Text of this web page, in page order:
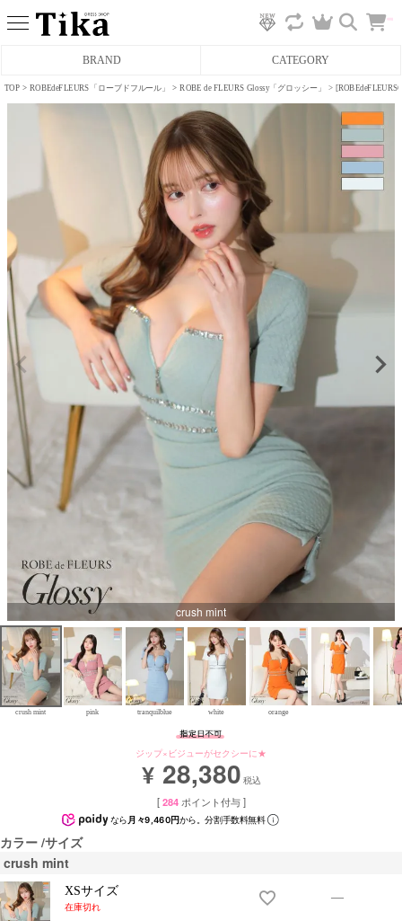
BRAND CATEGORY
膝丈ドレス
前ミニドレス
ロングドレス
タイトロングドレス
Aラインロングドレス
バースデードレス
へ
TOP ROBEdeFLEURS「ローブドフルール」 ROBE de FLEURS Glossy「グロッシー」
crush mint
crush mint pink tranquilblue white orange
ジップ×ビジューがセクシーに★
¥ 28,380 税込
[ 284 ポイント付与 ]
なら 月々9,460円から。分割手数料無料
カラー サイズ
crush mint
XSサイズ
在庫切れ
—